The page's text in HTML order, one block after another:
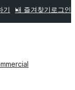
기 내 즐겨찾기 로그인